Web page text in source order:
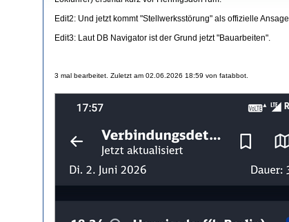
Edit2: Und jetzt kommt "Stellwerksstörung" als offizielle Ansage.
Edit3: Laut DB Navigator ist der Grund jetzt "Bauarbeiten".
3 mal bearbeitet. Zuletzt am 02.06.2026 18:59 von fatabbot.